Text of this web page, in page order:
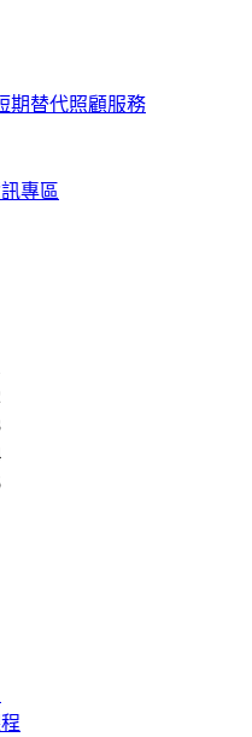
期替代照顧服務
專區